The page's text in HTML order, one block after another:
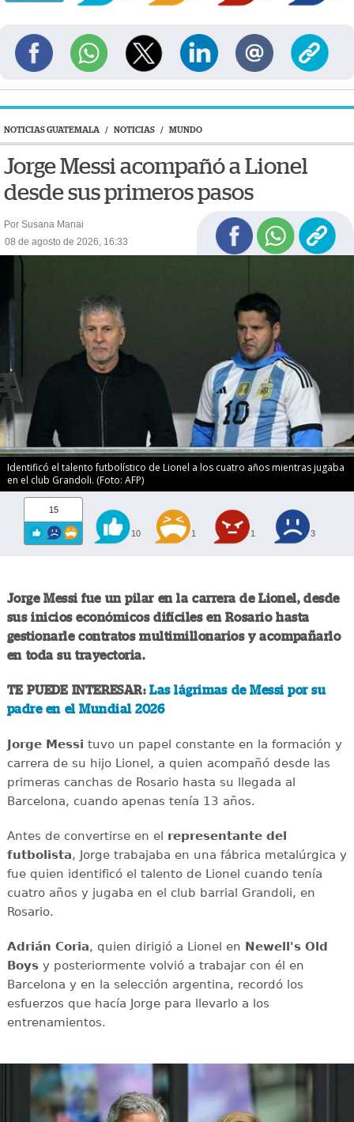
NOTICIAS GUATEMALA / NOTICIAS / MUNDO
Jorge Messi acompañó a Lionel
desde sus primeros pasos
Por Susana Manai
08 de agosto de 2026, 16:33
Identificó el talento futbolístico de Lionel a los cuatro años mientras jugaba
en el club Grandoli. (Foto: AFP)
15
10 1 1 3
Jorge Messi fue un pilar en la carrera de Lionel, desde
sus inicios económicos difíciles en Rosario hasta
gestionarle contratos multimillonarios y acompañarlo
en toda su trayectoria.
TE PUEDE INTERESAR:Las lágrimas de Messi por su
padre en el Mundial 2026
Jorge Messi tuvo un papel constante en la formación y
carrera de su hijo Lionel, a quien acompañó desde las
primeras canchas de Rosario hasta su llegada al
Barcelona, cuando apenas tenía 13 años.
Antes de convertirse en el representante del
futbolista, Jorge trabajaba en una fábrica metalúrgica y
fue quien identificó el talento de Lionel cuando tenía
cuatro años y jugaba en el club barrial Grandoli, en
Rosario.
Adrián Coria, quien dirigió a Lionel en Newell's Old
Boysy posteriormente volvió a trabajar con él en
Barcelona y en la selección argentina, recordó los
esfuerzos que hacía Jorge para llevarlo a los
entrenamientos.